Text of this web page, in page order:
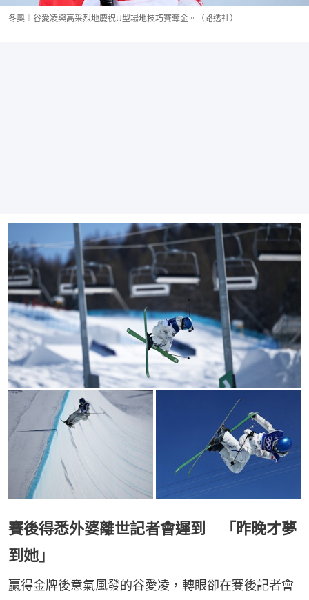
冬奧︱谷愛凌興高采烈地慶祝U型場地技巧賽奪金。（路透社）
賽後得悉外婆離世記者會遲到 「昨晚才夢
到她」
贏得金牌後意氣風發的谷愛凌，轉眼卻在賽後記者會